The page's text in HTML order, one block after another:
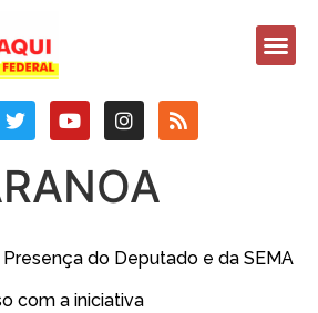
Presença do Deputado e da SEMA
com a iniciativa